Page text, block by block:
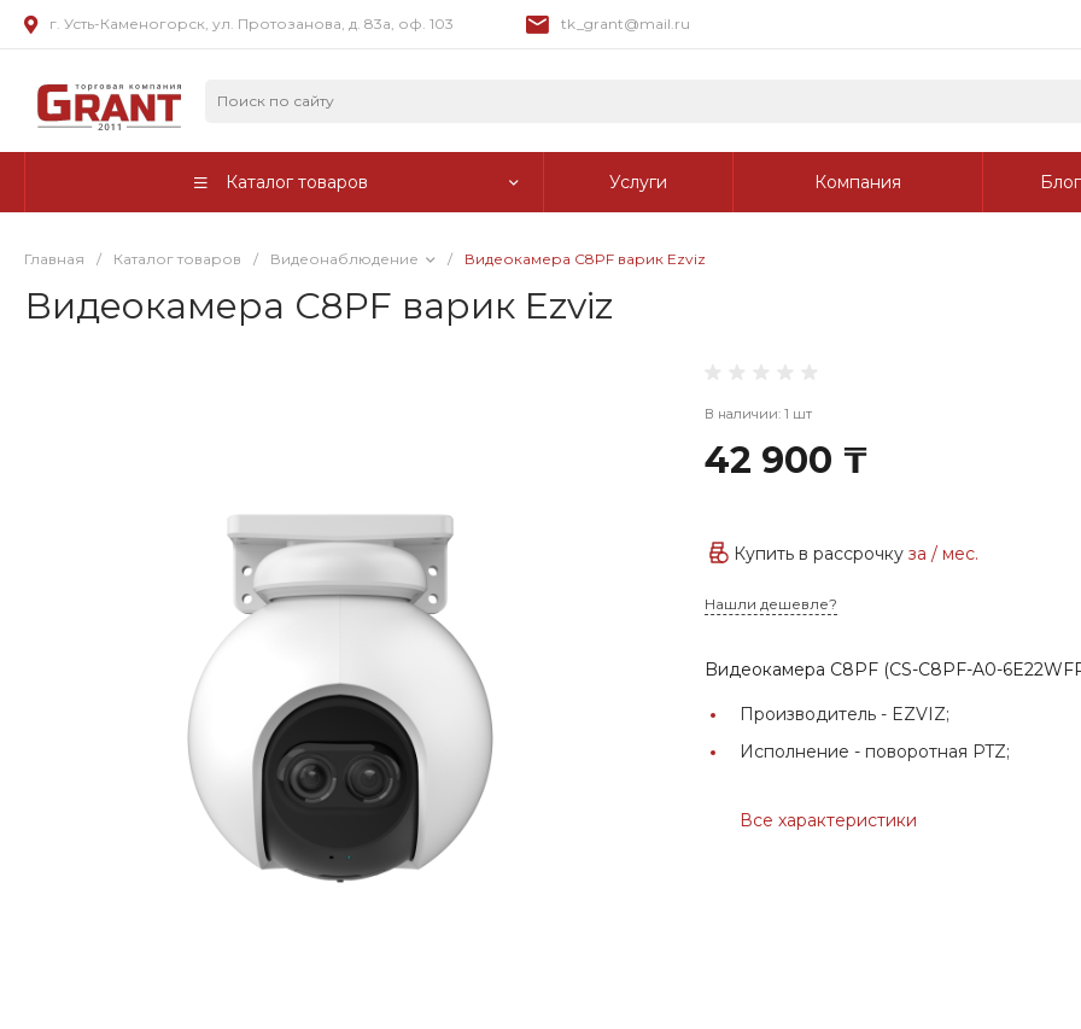
г. Усть-Каменогорск, ул. Протозанова, д. 83а, оф. 103 tk_grant@mail.ru
Каталог товаров Услуги Компания Блог
Главная / Каталог товаров / Видеонаблюдение / Видеокамера C8PF варик Ezviz
Видеокамера C8PF варик Ezviz
В наличии: 1 шт
42 900 ₸
Купить в рассрочкуза/ мес.
Нашли дешевле?
Bидеокамера C8PF (CS-C8PF-A0-
Производитель - EZVIZ;
Исполнение - поворотная PTZ;
Все характеристики